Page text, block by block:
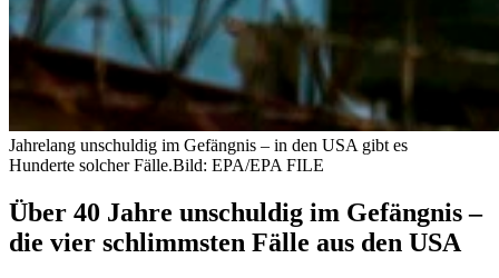
Jahrelang unschuldig im Gefängnis – in den USA gibt es
Hunderte solcher Fälle.Bild: EPA/EPA FILE
Über 40 Jahre unschuldig im Gefängnis –
die vier schlimmsten Fälle aus den USA